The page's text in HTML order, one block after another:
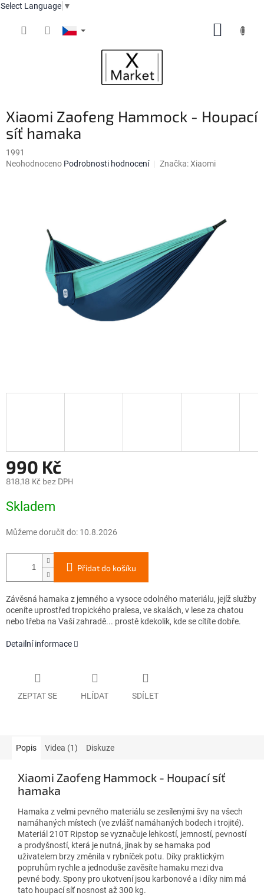
Select Language ▼
Xiaomi Zaofeng Hammock - Houpací
síť hamaka
1991
Průměrné
Neohodnoceno Podrobnosti hodnocení Značka:Xiaomi
990 Kč
818,18 Kč bez DPH
cena:
Skladem
Můžeme doručit do: 10.8.2026
Přidat do košíku
Závěsná hamaka z jemného a vysoce odolného materiálu, jejíž služby
oceníte uprostřed tropického pralesa, ve skalách, v lese za chatou
nebo třeba na Vaší zahradě... prostě kdekolik, kde se cítíte dobře.
Detailní informace
ZEPTAT SE HLÍDAT SDÍLET
Popis Videa (1) Diskuze
Xiaomi Zaofeng Hammock - Houpací síť
hamaka
Hamaka z velmi pevného materiálu se zesílenými švy na všech
namáhaných místech (ve zvlášť namáhaných bodech i trojité).
Materiál 210T Ripstop se vyznačuje lehkostí, jemností, pevností
a prodyšností, která je nutná, jinak by se hamaka pod
uživatelem brzy změnila v rybníček potu. Díky praktickým
popruhům rychle a jednoduše zavěsíte hamaku mezi dva
pevné body. Spony pro ukotvení jsou karbonové a i díky nim má
tato houpací síť nosnost až 300 kg.